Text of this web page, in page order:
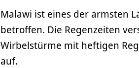
Malawi ist eines der ärmsten
betroffen. Die Regenzeiten
Wirbelstürme mit heftigen
auf.